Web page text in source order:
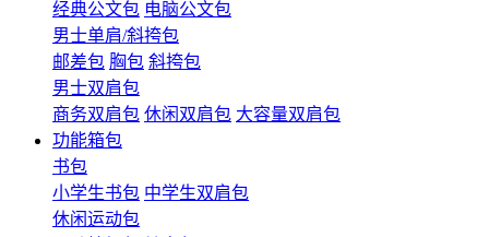
经典公文包 电脑公文包
男士单肩/斜挎包
邮差包 胸包 斜挎包
男士双肩包
商务双肩包 休闲双肩包 大容量双肩包
功能箱包
书包
小学生书包 中学生双肩包
休闲运动包